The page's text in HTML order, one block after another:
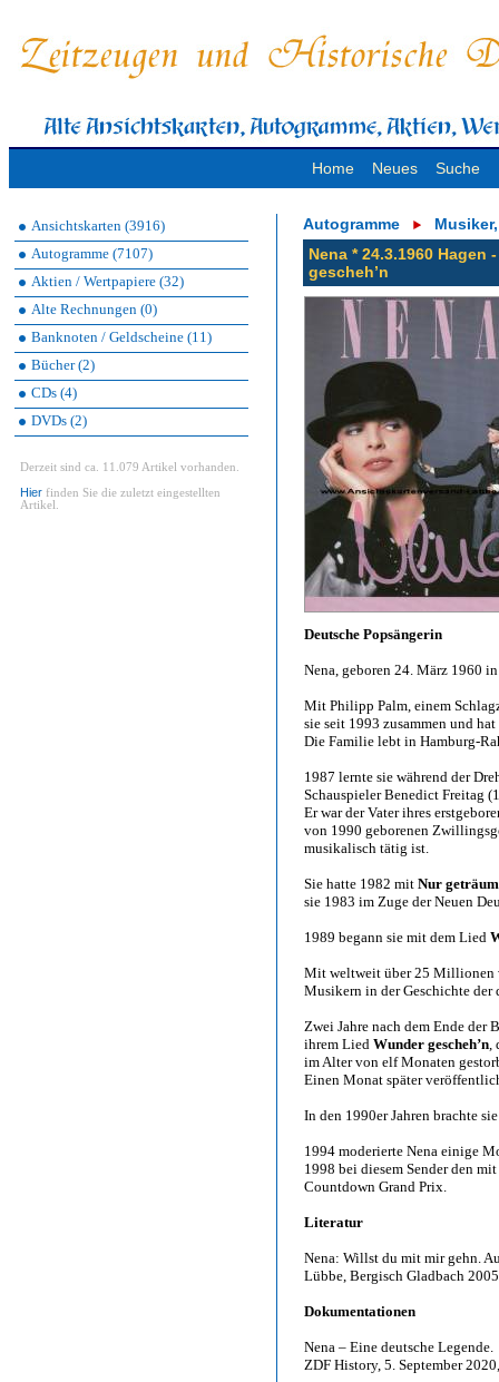
Home Neues Suche
Ansichtskarten (3916)
Autogramme (7107)
Aktien / Wertpapiere (32)
Alte Rechnungen (0)
Banknoten / Geldscheine (11)
Bücher (2)
CDs (4)
DVDs (2)
Derzeit sind ca. 11.079 Artikel vorhanden.
Hier finden Sie die zuletzt eingestellten
Artikel.
Autogramme
Nena * 24.3.1960 Hagen
gescheh’n
Deutsche Popsängerin
Nena, geboren 24. März 1960
Mit Philipp Palm, einem
sie seit 1993 zusammen und
Die Familie lebt in Hamburg-
1987 lernte sie während der
Schauspieler Benedict Freitag
Er war der Vater ihres
von 1990 geborenen
musikalisch tätig ist.
Sie hatte 1982 mit Nur
sie 1983 im Zuge der Neuen
1989 begann sie mit dem Lied
Mit weltweit über 25 Millionen
Musikern in der Geschichte der
Zwei Jahre nach dem Ende der
ihrem Lied Wunder gescheh’n,
im Alter von elf Monaten
Einen Monat später
In den 1990er Jahren brachte
1994 moderierte Nena einige
1998 bei diesem Sender den
Countdown Grand Prix.
Literatur
Nena: Willst du mit mir gehn.
Lübbe, Bergisch Gladbach
Dokumentationen
Nena – Eine deutsche Legende.
ZDF History, 5. September